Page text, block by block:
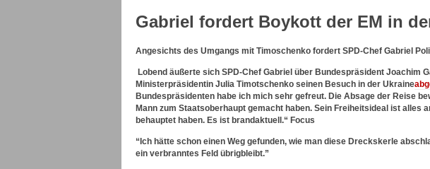
Gabriel fordert Boykott der EM in
Angesichts des Umgangs mit Timoschenko fordert SPD-Chef Gabriel
Lobend äußerte sich SPD-Chef Gabriel über Bundespräsident Joachim
Ministerpräsidentin Julia Timotschenko seinen Besuch in der Ukraine
Bundespräsidenten habe ich mich sehr gefreut. Die Absage der Reise
Mann zum Staatsoberhaupt gemacht haben. Sein Freiheitsideal ist alles
behauptet haben. Es ist brandaktuell.“ Focus
“Ich hätte schon einen Weg gefunden, wie man diese Dreckskerle
ein verbranntes Feld übrigbleibt.”